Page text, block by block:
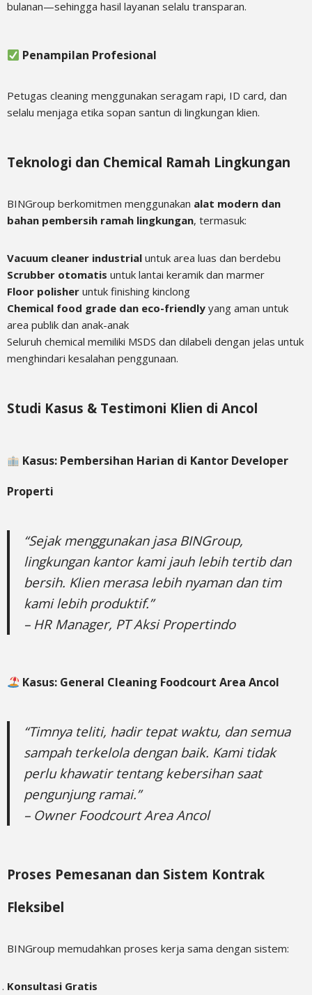
bulanan—sehingga hasil layanan selalu transparan.
Penampilan Profesional
Petugas cleaning menggunakan seragam rapi, ID card, dan
selalu menjaga etika sopan santun di lingkungan klien.
Teknologi dan Chemical Ramah Lingkungan
BINGroup berkomitmen menggunakan alat modern dan
bahan pembersih ramah lingkungan, termasuk:
Vacuum cleaner industrial untuk area luas dan berdebu
Scrubber otomatis untuk lantai keramik dan marmer
Floor polisher untuk finishing kinclong
Chemical food grade dan eco-friendly yang aman untuk
area publik dan anak-anak
Seluruh chemical memiliki MSDS dan dilabeli dengan jelas untuk
menghindari kesalahan penggunaan.
Studi Kasus & Testimoni Klien di Ancol
Kasus: Pembersihan Harian di Kantor Developer
Properti
“Sejak menggunakan jasa BINGroup,
lingkungan kantor kami jauh lebih tertib dan
bersih. Klien merasa lebih nyaman dan tim
kami lebih produktif.”
– HR Manager, PT Aksi Propertindo
Kasus: General Cleaning Foodcourt Area Ancol
“Timnya teliti, hadir tepat waktu, dan semua
sampah terkelola dengan baik. Kami tidak
perlu khawatir tentang kebersihan saat
pengunjung ramai.”
– Owner Foodcourt Area Ancol
Proses Pemesanan dan Sistem Kontrak
Fleksibel
BINGroup memudahkan proses kerja sama dengan sistem:
Konsultasi Gratis